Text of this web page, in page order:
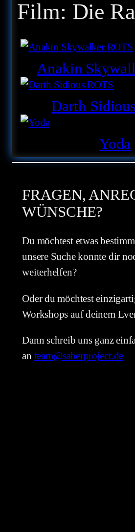
Film: Die
Anakin
Darth
Yoda
FRAGEN,
WÜNSCHE?
Du möchtest etwas
unsere Suche konnte dir
weiterhelfen?
Oder du möchtest
Workshops auf deinem
Dann schreib uns ganz
an team@saberproject.de